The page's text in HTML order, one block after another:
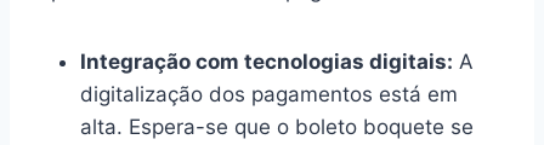
Integração com tecnologias digitais: A
digitalização dos pagamentos está em
alta. Espera-se que o boleto boquete se